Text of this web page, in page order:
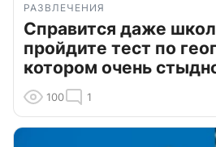
РАЗВЛЕЧЕНИЯ
Справится даже
пройдите тест по
котором очень
100 1